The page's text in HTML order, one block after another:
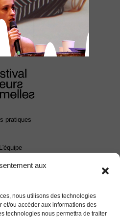
aux
nous utilisons des technologies
et/ou accéder aux informations des
technologies nous permettra de traiter
pratiques
L'équipe
Presse